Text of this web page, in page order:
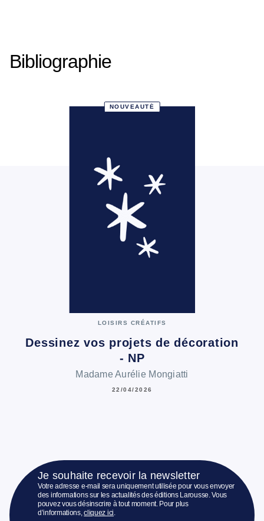
Bibliographie
NOUVEAUTÉ
LOISIRS CRÉATIFS
Dessinez vos projets de décoration
- NP
Madame Aurélie Mongiatti
22/04/2026
Je souhaite recevoir la newsletter
Votre adresse e-mail sera uniquement utilisée pour vous envoyer
des informations sur les actualités des éditions Larousse. Vous
pouvez vous désinscrire à tout moment. Pour plus
d’informations,cliquez ici